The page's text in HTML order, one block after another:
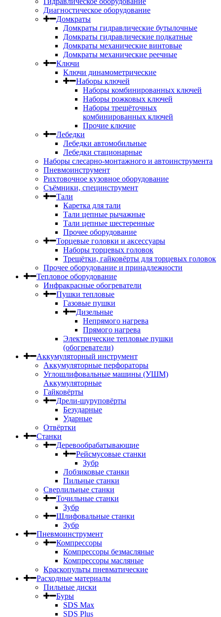
Диагностическое оборудование
Домкраты
Домкраты гидравлические бутылочные
Домкраты гидравлические подкатные
Домкраты механические винтовые
Домкраты механические реечные
Ключи
Ключи динамометрические
Наборы ключей
Наборы комбинированных ключей
Наборы рожковых ключей
Наборы трещёточных
комбинированных ключей
Прочие ключие
Лебедки
Лебедки автомобильные
Лебедки стационарные
Наборы слесарно-монтажного и автоинструмента
Пневмоинструмент
Рихтовочное кузовное оборудование
Съёмники, специнструмент
Тали
Каретка для тали
Тали цепные рычажные
Тали цепные шестеренные
Прочее оборудование
Торцевые головки и аксессуары
Наборы торцевых головок
Трещётки, гайковёрты для торцевых головок
Прочее оборудование и принадлежности
Тепловое оборудование
Инфракрасные обогреватели
Пушки тепловые
Газовые пушки
Дизельные
Непрямого нагрева
Прямого нагрева
Электрические тепловые пушки
(обогреватели)
Аккумуляторный инструмент
Аккумуляторные перфораторы
Углошлифовальные машины (УШМ)
Аккумуляторные
Гайковёрты
Дрели-шуруповёрты
Безударные
Ударные
Отвёртки
Станки
Деревообрабатывающие
Рейсмусовые станки
Зубр
Лобзиковые станки
Пильные станки
Сверлильные станки
Точильные станки
Зубр
Шлифовальные станки
Зубр
Пневмоинструмент
Компрессоры
Компрессоры безмасляные
Компрессоры масляные
Краскопульты пневматические
Расходные материалы
Пильные диски
Буры
SDS Max
SDS Plus